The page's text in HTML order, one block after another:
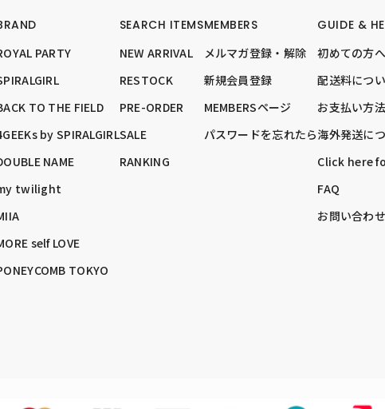
PARTY
TO THE FIELD
by SPIRALGIRL
NAME
twilight
self LOVE
TOKYO
SEARCH ITEMS
NEW ARRIVAL
RESTOCK
PRE-ORDER
SALE
RANKING
MEMBERS
メルマガ登録・解除
新規会員登録
MEMBERSページ
パスワードを忘れたら
GUIDE &
初めての方へ
配送料につ
お支払い方
海外発送に
Click here
FAQ
お問い合わせ